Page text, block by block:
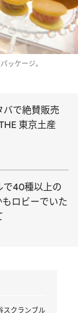
ッケージ。
バで絶賛販売
東京土産
で40種以上の
ロビーでいた
スクランブル